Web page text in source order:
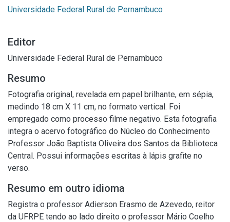
Universidade Federal Rural de Pernambuco
Editor
Universidade Federal Rural de Pernambuco
Resumo
Fotografia original, revelada em papel brilhante, em sépia,
medindo 18 cm X 11 cm, no formato vertical. Foi
empregado como processo filme negativo. Esta fotografia
integra o acervo fotográfico do Núcleo do Conhecimento
Professor João Baptista Oliveira dos Santos da Biblioteca
Central. Possui informações escritas à lápis grafite no
verso.
Resumo em outro idioma
Registra o professor Adierson Erasmo de Azevedo, reitor
da UFRPE tendo ao lado direito o professor Mário Coelho